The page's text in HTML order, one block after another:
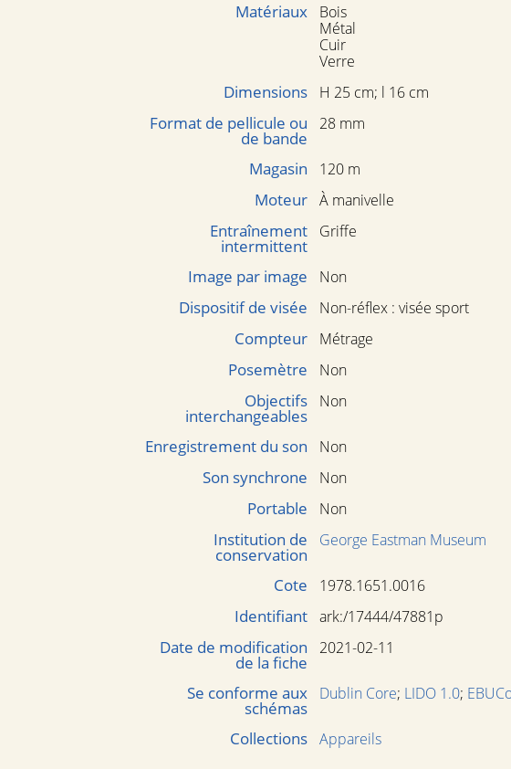
Matériaux
Bois
Métal
Cuir
Verre
Dimensions H 25 cm; l 16 cm
Format de pellicule ou
de bande
28 mm
Magasin 120 m
Moteur À manivelle
Entraînement
intermittent
Griffe
Image par image Non
Dispositif de visée Non-réflex : visée sport
Compteur Métrage
Posemètre Non
Objectifs
interchangeables
Non
Enregistrement du son Non
Son synchrone Non
Portable Non
Institution de
conservation
George Eastman Museum
Cote 1978.1651.0016
Identifiant ark:/17444/47881p
Date de modification
de la fiche
2021-02-11
Se conforme aux
schémas
Dublin Core; LIDO 1.0;
Collections Appareils